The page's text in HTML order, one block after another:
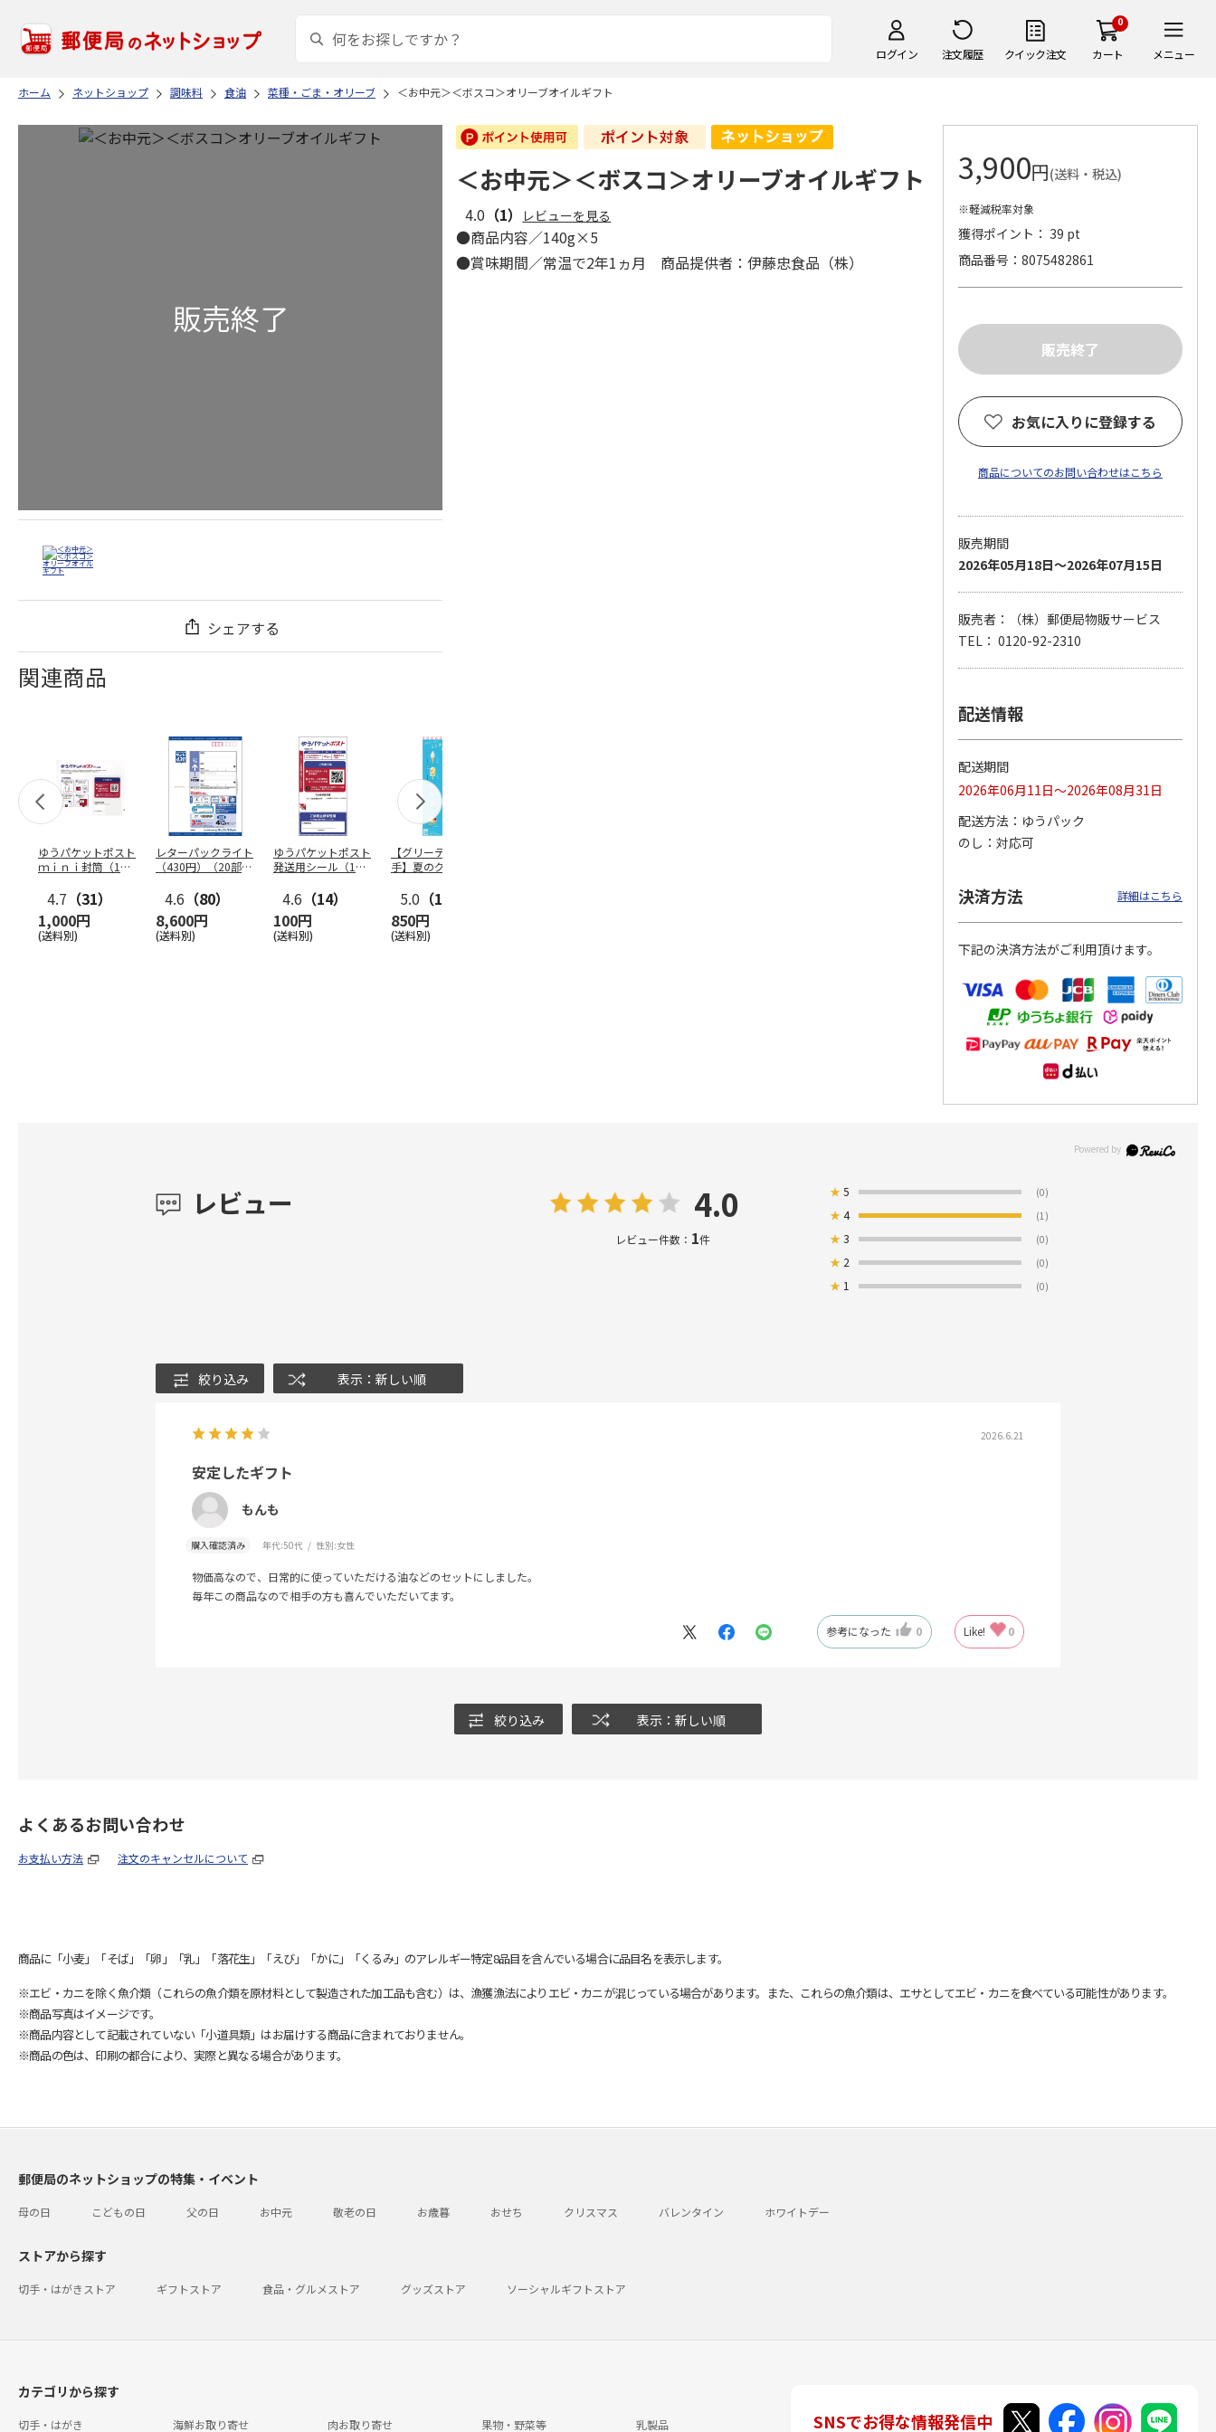
ログイン 注文履歴 クイック注文
0
カート メニュー
ホーム ネットショップ 調味料 食油 菜種・ごま・オリーブ ＜お中元＞＜ボスコ＞オリーブオイルギフト
シェアする
関連商品
ゆうパケットポスト
ｍｉｎｉ封筒（1個
4.7 （31）
1,000円
(送料別)
レターパックライト
（430円）（20部セ
4.6 （80）
8,600円
(送料別)
ゆうパケットポスト
発送用シール（1個
4.6 （14）
100円
(送料別)
【グリーティング切
手】夏のグリーティ
5.0 （10）
850円
(送料別)
【グリーティング切
円…
4.8（11）
5,500円
4.6（7）
11,000円
＜お中元＞＜ボスコ＞オリーブオイルギフト
4.0 （1） レビューを見る
●商品内容／140g×5
●賞味期間／常温で2年1ヵ月 商品提供者：伊藤忠食品（株）
3,900円(送料・税込)
※軽減税率対象
獲得ポイント： 39 pt
商品番号
8075482861
お気に入りに登録する
商品についてのお問い合わせはこちら
販売期間
2026年05月18日～2026年07月15日
販売者：（株）郵便局物販サービス
TEL： 0120-92-2310
配送情報
配送期間
2026年06月11日～2026年08月31日
配送方法
ゆうパック
のし
対応可
決済方法 詳細はこちら
下記の決済方法がご利用頂けます。
レビュー 4.0
レビュー件数： 1件
★5 (0)
★4 (1)
★3 (0)
★ 2 (0)
★ 1 (0)
絞り込み 表示：新しい順
2026.6.21
安定したギフト
もんも
購入確認済み 年代:50代 性別:女性
物価高なので、日常的に使っていただける油などのセットにしました。
毎年この商品なので相手の方も喜んでいただいてます。
参考になった 0 Like! 0
絞り込み 表示：新しい順
よくあるお問い合わせ
お支払い方法 注文のキャンセルについて
商品に「小麦」「そば」「卵」「乳」「落花生」「えび」「かに」「くるみ」のアレルギー特定8品目を含んでいる場合に品目名を表示します。
※エビ・カニを除く魚介類（これらの魚介類を原材料として製造された加工品も含む）は、漁獲漁法によりエビ・カニが混じっている場合があります。また、これらの魚介類は、エサとしてエビ・カニを食べている可能性があります。
※商品写真はイメージです。
※商品内容として記載されていない「小道具類」はお届けする商品に含まれておりません。
※商品の色は、印刷の都合により、実際と異なる場合があります。
郵便局のネットショップの特集・イベント
母の日 こどもの日 父の日 お中元 敬老の日 お歳暮 おせち クリスマス バレンタイン ホワイトデー
ストアから探す
切手・はがきストア ギフトストア 食品・グルメストア グッズストア ソーシャルギフトストア
カテゴリから探す
切手・はがき 海鮮お取り寄せ 肉お取り寄せ 果物・野菜等 乳製品 SNSでお得な情報発信中